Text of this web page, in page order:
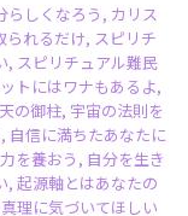
らしくなろう , カリス
られるだけ, スピリチ
, スピリチュアル難民
トにはワナもあるよ,
天の御柱, 宇宙の法則を
, 自信に満ちたあなたに
を養おう , 自分を生き
, 起源軸とはあなたの
理に気づいてほしい